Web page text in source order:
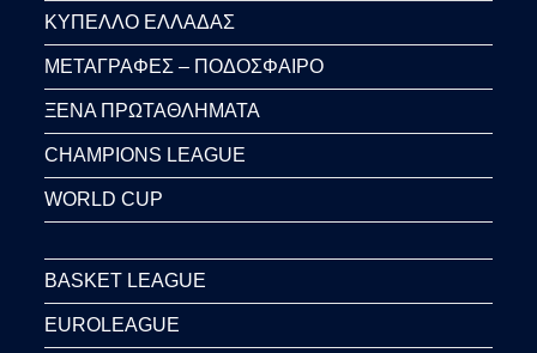
ΚΥΠΕΛΛΟ ΕΛΛΑΔΑΣ
ΜΕΤΑΓΡΑΦΕΣ – ΠΟΔΟΣΦΑΙΡΟ
ΞΕΝΑ ΠΡΩΤΑΘΛΗΜΑΤΑ
CHAMPIONS LEAGUE
WORLD CUP
BASKET LEAGUE
EUROLEAGUE